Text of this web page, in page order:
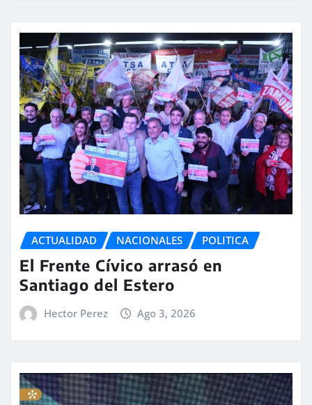
ACTUALIDAD NACIONALES POLITICA
El Frente Cívico arrasó en
Santiago del Estero
Hector Perez Ago 3, 2026